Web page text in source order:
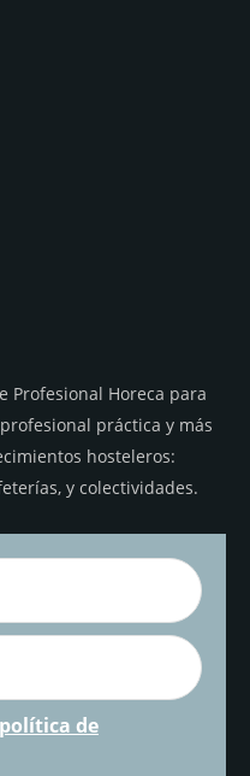
Profesional Horeca para
práctica y más
hosteleros:
y colectividades.
política de